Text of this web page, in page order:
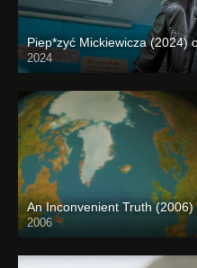
Piep*zyć Mickiewicza (2024)
2024
An Inconvenient Truth (2006)
2006